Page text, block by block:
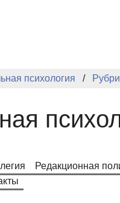
психология
Редакционная